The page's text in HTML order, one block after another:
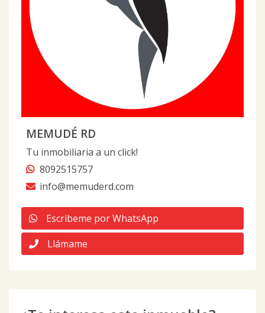
MEMUDÉ RD
Tu inmobiliaria a un click!
8092515757
info@memuderd.com
Escribeme por WhatsApp
Llámame